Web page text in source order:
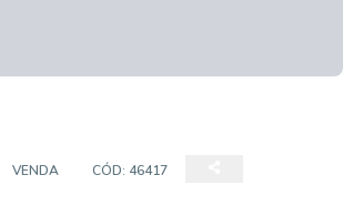
VENDA CÓD: 46417